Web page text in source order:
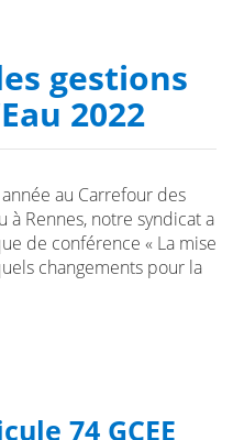
gestions
2022
au Carrefour des
à Rennes, notre syndicat a
de conférence « La mise
changements pour la
74 GCEE